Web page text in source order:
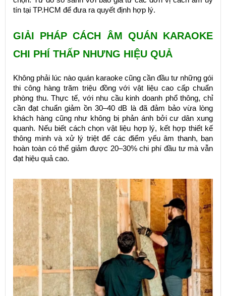
tín tại TP.HCM để đưa ra quyết định hợp lý.
GIẢI PHÁP CÁCH ÂM QUÁN KARAOKE
CHI PHÍ THẤP NHƯNG HIỆU QUẢ
Không phải lúc nào quán karaoke cũng cần đầu tư những gói
thi công hàng trăm triệu đồng với vật liệu cao cấp chuẩn
phòng thu. Thực tế, với nhu cầu kinh doanh phổ thông, chỉ
cần đạt chuẩn giảm ồn 30–40 dB là đã đảm bảo vừa lòng
khách hàng cũng như không bị phản ánh bởi cư dân xung
quanh. Nếu biết cách chọn vật liệu hợp lý, kết hợp thiết kế
thông minh và xử lý triệt để các điểm yếu âm thanh, bạn
hoàn toàn có thể giảm được 20–30% chi phí đầu tư mà vẫn
đạt hiệu quả cao.